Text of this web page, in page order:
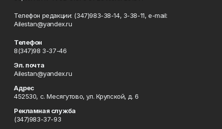
Телефон редакции: (347)983-38-14, 3-38-11, e-mail:
Ailestan@yandex.ru
Телефон
8(347)98 3-37-46
Эл. почта
Ailestan@yandex.ru
Адрес
452530, с. Месягутово, ул. Крупской, д. 6
Рекламная служба
(347)983-37-93